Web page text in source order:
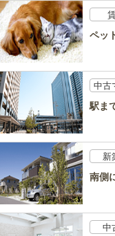
ペッ
中古
駅ま
新
南側
中